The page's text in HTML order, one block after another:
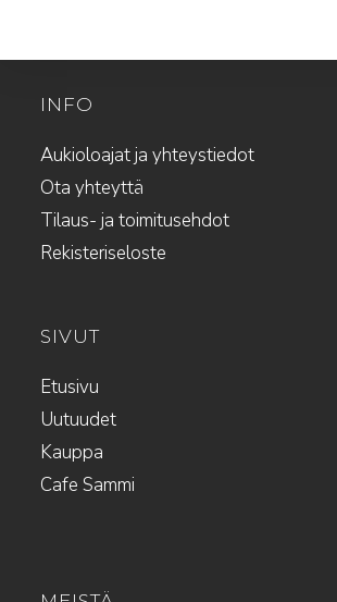
INFO
Aukioloajat ja yhteystiedot
Ota yhteyttä
Tilaus- ja toimitusehdot
Rekisteriseloste
SIVUT
Etusivu
Uutuudet
Kauppa
Cafe Sammi